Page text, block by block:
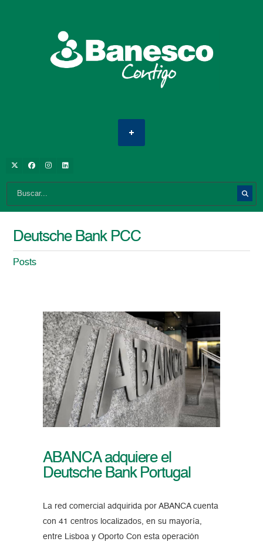
Deutsche Bank PCC
Posts
ABANCA adquiere el
Deutsche Bank Portugal
La red comercial adquirida por ABANCA cuenta
con 41 centros localizados, en su mayoría,
entre Lisboa y Oporto Con esta operación